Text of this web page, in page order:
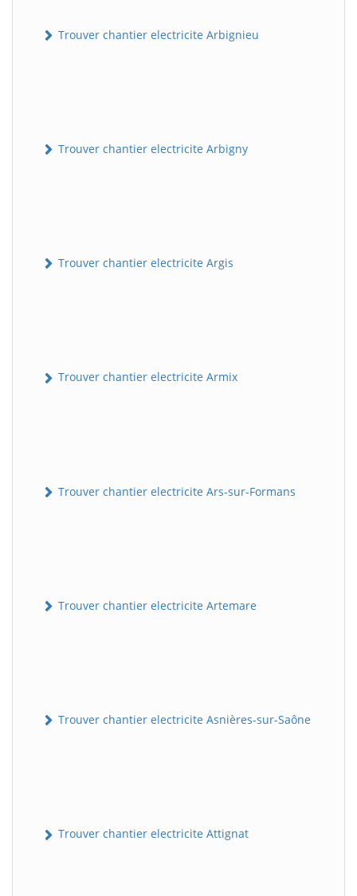
Trouver chantier electricite Arbignieu
Trouver chantier electricite Arbigny
Trouver chantier electricite Argis
Trouver chantier electricite Armix
Trouver chantier electricite Ars-sur-Formans
Trouver chantier electricite Artemare
Trouver chantier electricite Asnières-sur-Saône
Trouver chantier electricite Attignat